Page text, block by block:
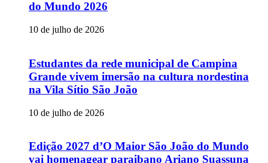
do Mundo 2026
10 de julho de 2026
Estudantes da rede municipal de Campina
Grande vivem imersão na cultura nordestina
na Vila Sítio São João
10 de julho de 2026
Edição 2027 d’O Maior São João do Mundo
vai homenagear paraibano Ariano Suassuna